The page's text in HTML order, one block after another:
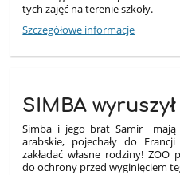
tych zajęć na terenie szkoły.
Szczegółowe informacje
SIMBA
Simba i jego brat Samir mają
arabskie, pojechały do
zakładać własne rodziny! ZOO
do ochrony przed wyginięciem